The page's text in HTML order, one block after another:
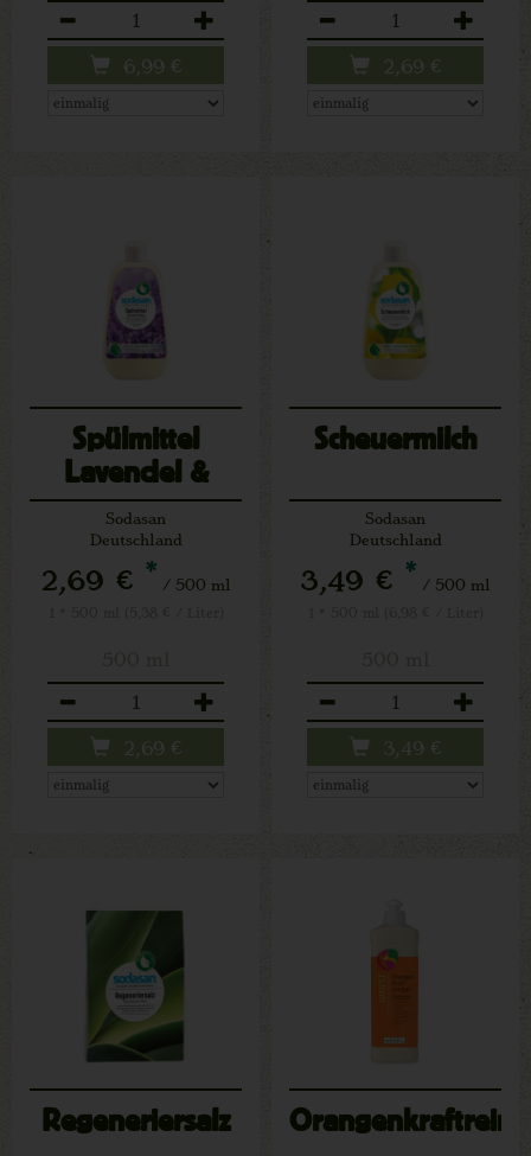
6,99 € 2,69 €
Spülmittel
Lavendel &
Minze
Sodasan
Deutschland
2,69 € * / 500 ml
2,69 €
Scheuermilch
Sodasan
Deutschland
3,49 € * / 500 ml
3,49 €
Regeneriersalz